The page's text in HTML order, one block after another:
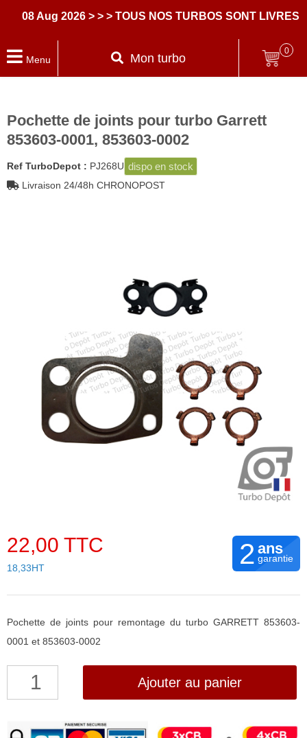
Aug 2026 > > > TOUS NOS TURBOS SONT LIVRES
Menu Mon turbo
0
Pochette de joints pour turbo Garrett
853603-0001, 853603-0002
Ref TurboDepot : PJ268U dispo en stock
Livraison 24/48h CHRONOPOST
22,00 TTC
18,33HT 2 ans
garantie
Pochette de joints pour remontage du turbo GARRETT 853603-
0001 et 853603-0002
quantité
de
Ajouter au panier